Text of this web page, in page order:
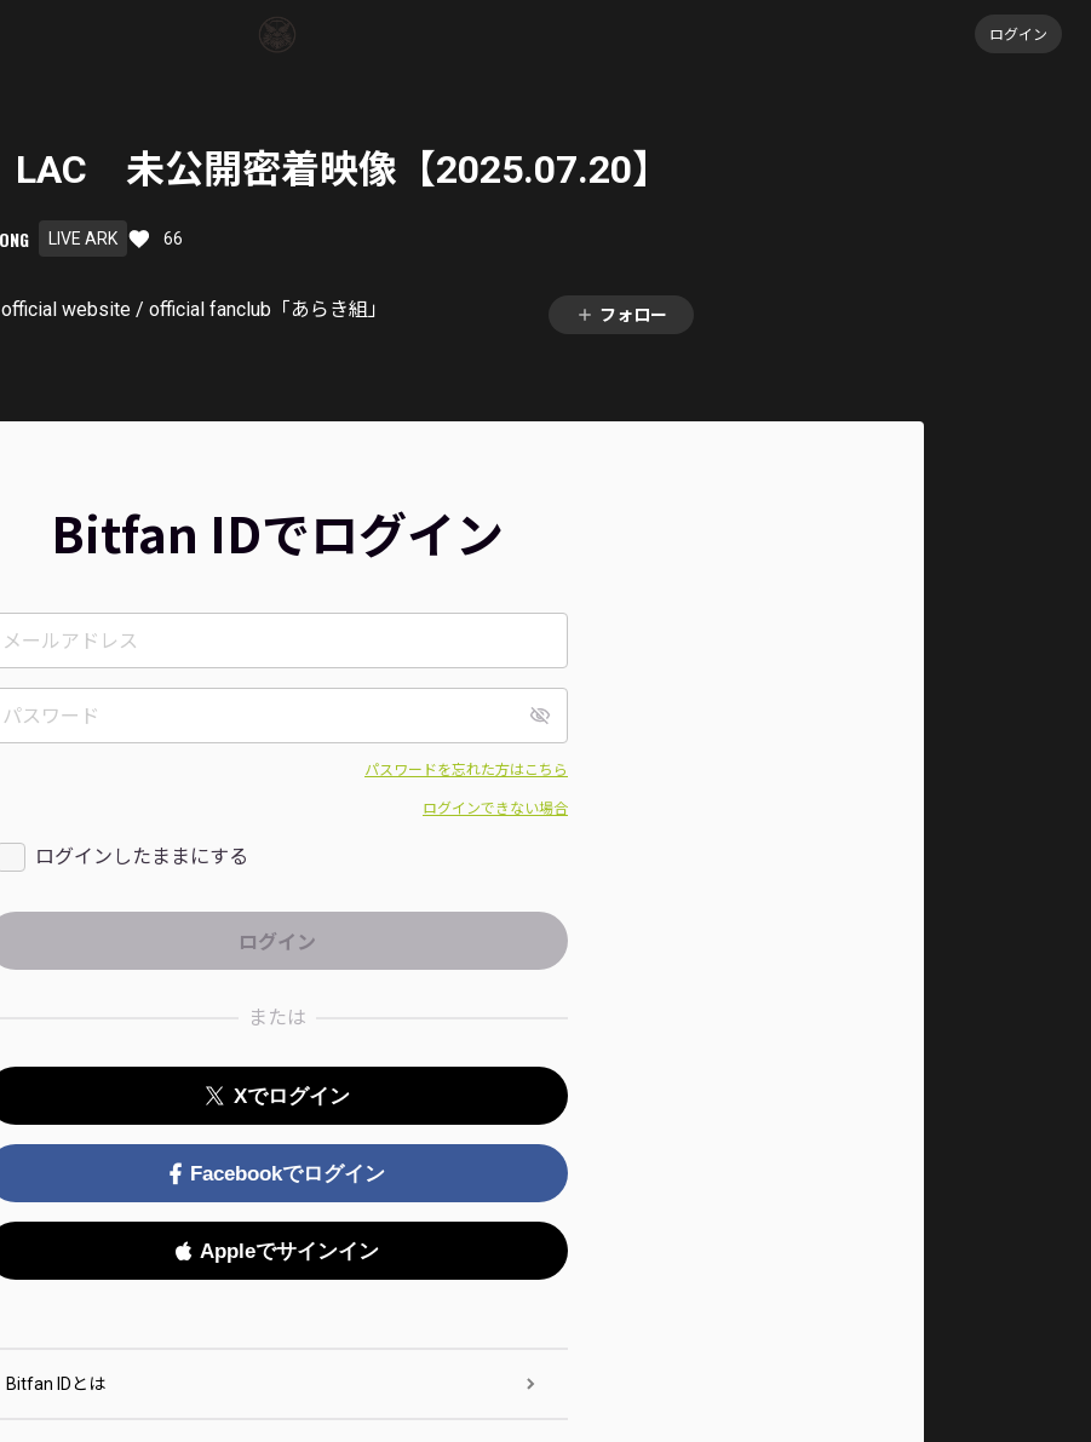
ログイン
LAC 未公開密着映像【2025.07.20】
LIVE ARK 66
website / official fanclub「あらき組」 フォロー
Bitfan IDでログイン
パスワードを忘れた方はこちら
ログインできない場合
ログインしたままにする
または
Xでログイン
Facebookでログイン
Appleでサインイン
Bitfan IDとは